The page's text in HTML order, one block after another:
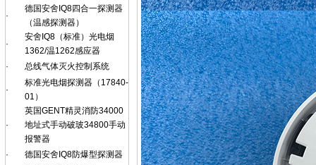
·
德国安舍IQ8四合一探测器
（温感探测器）
·
安舍IQ8（标准）光电烟
1362/温1262感应器
·
总线气体灭火控制系统
·
标准光电烟探测器（17840-
01）
·
英国GENT精灵消防34000
地址式手动破玻34800手动
报警器
·
德国安舍IQ8防爆型探测器